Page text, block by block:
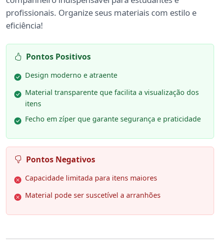
profissionais. Organize seus materiais com estilo e
eficiência!
Pontos Positivos
Design moderno e atraente
Material transparente que facilita a visualização dos
itens
Fecho em zíper que garante segurança e praticidade
Pontos Negativos
Capacidade limitada para itens maiores
Material pode ser suscetível a arranhões